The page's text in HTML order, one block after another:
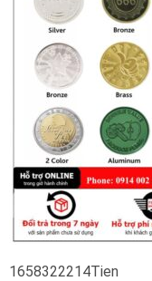
1658322214Tien